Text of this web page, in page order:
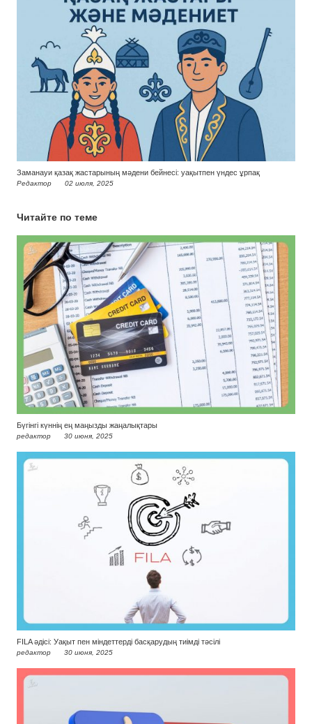
Заманауи қазақ жастарының мәдени бейнесі: уақытпен үндес ұрпақ
Редактор 02 июля, 2025
Читайте по теме
Бүгінгі күннің ең маңызды жаңалықтары
редактор 30 июня, 2025
FILA әдісі: Уақыт пен міндеттерді басқарудың тиімді тәсілі
редактор 30 июня, 2025